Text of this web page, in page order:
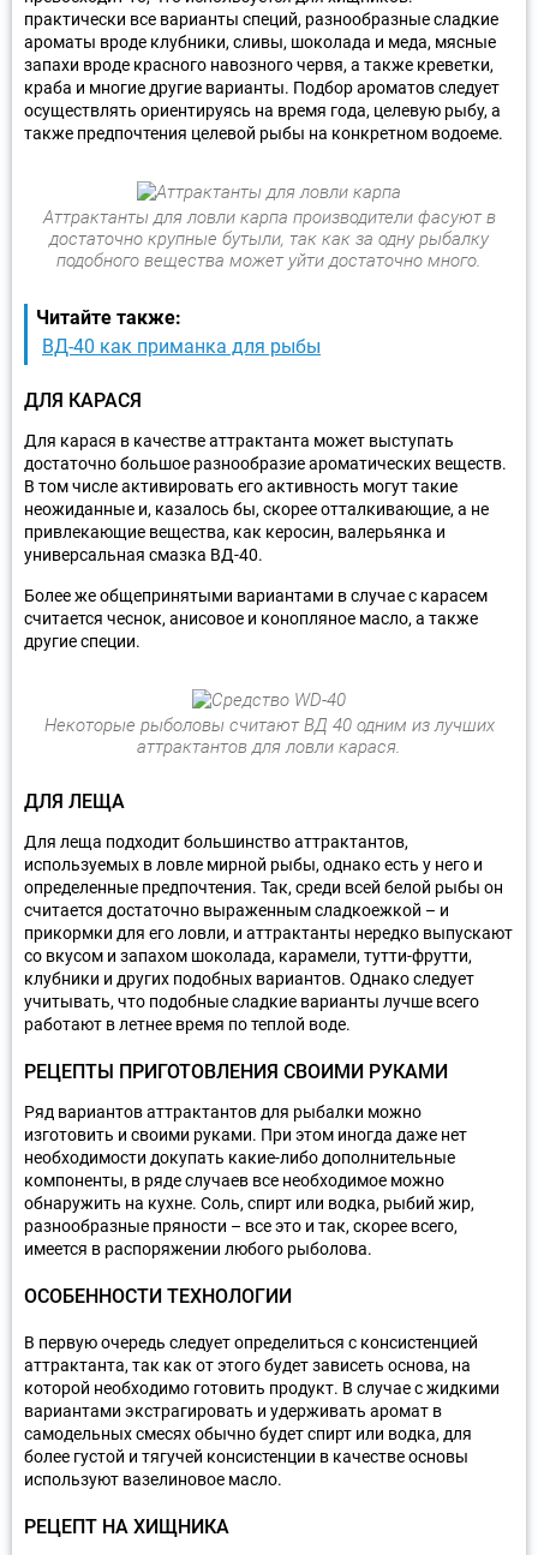
практически все варианты специй, разнообразные сладкие
ароматы вроде клубники, сливы, шоколада и меда, мясные
запахи вроде красного навозного червя, а также креветки,
краба и многие другие варианты. Подбор ароматов следует
осуществлять ориентируясь на время года, целевую рыбу, а
также предпочтения целевой рыбы на конкретном водоеме.
Аттрактанты для ловли карпа производители фасуют в
достаточно крупные бутыли, так как за одну рыбалку
подобного вещества может уйти достаточно много.
Читайте также:
ВД-40 как приманка для рыбы
ДЛЯ КАРАСЯ
Для карася в качестве аттрактанта может выступать
достаточно большое разнообразие ароматических веществ.
В том числе активировать его активность могут такие
неожиданные и, казалось бы, скорее отталкивающие, а не
привлекающие вещества, как керосин, валерьянка и
универсальная смазка ВД-40.
Более же общепринятыми вариантами в случае с карасем
считается чеснок, анисовое и конопляное масло, а также
другие специи.
Некоторые рыболовы считают ВД 40 одним из лучших
аттрактантов для ловли карася.
ДЛЯ ЛЕЩА
Для леща подходит большинство аттрактантов,
используемых в ловле мирной рыбы, однако есть у него и
определенные предпочтения. Так, среди всей белой рыбы он
считается достаточно выраженным сладкоежкой – и
прикормки для его ловли, и аттрактанты нередко выпускают
со вкусом и запахом шоколада, карамели, тутти-фрутти,
клубники и других подобных вариантов. Однако следует
учитывать, что подобные сладкие варианты лучше всего
работают в летнее время по теплой воде.
РЕЦЕПТЫ ПРИГОТОВЛЕНИЯ СВОИМИ РУКАМИ
Ряд вариантов аттрактантов для рыбалки можно
изготовить и своими руками. При этом иногда даже нет
необходимости докупать какие-либо дополнительные
компоненты, в ряде случаев все необходимое можно
обнаружить на кухне. Соль, спирт или водка, рыбий жир,
разнообразные пряности – все это и так, скорее всего,
имеется в распоряжении любого рыболова.
ОСОБЕННОСТИ ТЕХНОЛОГИИ
В первую очередь следует определиться с консистенцией
аттрактанта, так как от этого будет зависеть основа, на
которой необходимо готовить продукт. В случае с жидкими
вариантами экстрагировать и удерживать аромат в
самодельных смесях обычно будет спирт или водка, для
более густой и тягучей консистенции в качестве основы
используют вазелиновое масло.
РЕЦЕПТ НА ХИЩНИКА